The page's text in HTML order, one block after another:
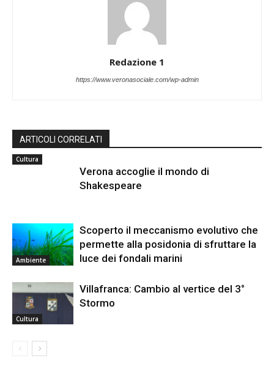
Redazione 1
https://www.veronasociale.com/wp-admin
ARTICOLI CORRELATI
Cultura
Verona accoglie il mondo di
Shakespeare
Ambiente
Scoperto il meccanismo evolutivo che
permette alla posidonia di sfruttare la
luce dei fondali marini
Cultura
Villafranca: Cambio al vertice del 3°
Stormo